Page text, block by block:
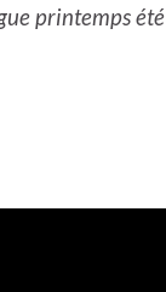
printemps été